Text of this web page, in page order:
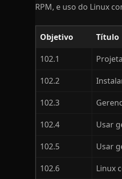
RPM, e uso do Linux
Objetivo Título
102.1
102.2
102.3
102.4 Usar
102.5 Usar
102.6 Linux